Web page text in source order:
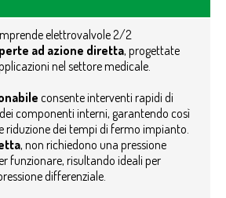
elettrovalvole 2/2
ad azione diretta, progettate
nel settore medicale.
consente interventi rapidi di
componenti interni, garantendo così
dei tempi di fermo impianto.
, non richiedono una pressione
funzionare, risultando ideali per
differenziale.